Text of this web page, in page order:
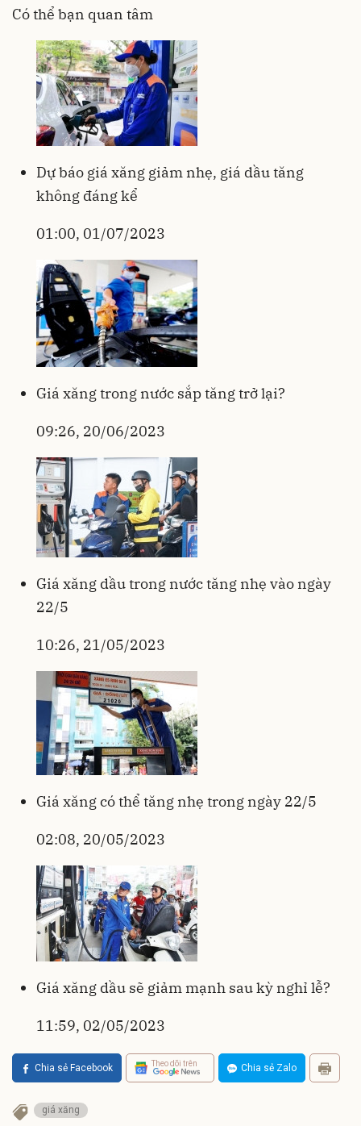
Có thể bạn quan tâm
Dự báo giá xăng giảm nhẹ, giá dầu tăng
không đáng kể
01:00, 01/07/2023
Giá xăng trong nước sắp tăng trở lại?
09:26, 20/06/2023
Giá xăng dầu trong nước tăng nhẹ vào ngày
22/5
10:26, 21/05/2023
Giá xăng có thể tăng nhẹ trong ngày 22/5
02:08, 20/05/2023
Giá xăng dầu sẽ giảm mạnh sau kỳ nghỉ lễ?
11:59, 02/05/2023
Chia sẻ Facebook Theo dõi trên Chia sẻ Zalo
giá xăng